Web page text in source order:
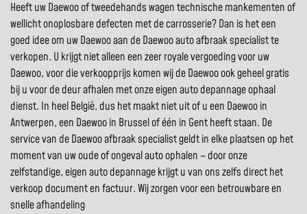
Heeft uw Daewoo of tweedehands wagen technische mankementen of
wellicht onoplosbare defecten met de carrosserie? Dan is het een
goed idee om uw Daewoo aan de Daewoo auto afbraak specialist te
verkopen. U krijgt niet alleen een zeer royale vergoeding voor uw
Daewoo, voor die verkoopprijs komen wij de Daewoo ook geheel gratis
bij u voor de deur afhalen met onze eigen auto depannage ophaal
dienst. In heel België, dus het maakt niet uit of u een Daewoo in
Antwerpen, een Daewoo in Brussel of één in Gent heeft staan. De
service van de Daewoo afbraak specialist geldt in elke plaatsen op het
moment van uw oude of ongeval auto ophalen – door onze
zelfstandige, eigen auto depannage krijgt u van ons zelfs direct het
verkoop document en factuur. Wij zorgen voor een betrouwbare en
snelle afhandeling